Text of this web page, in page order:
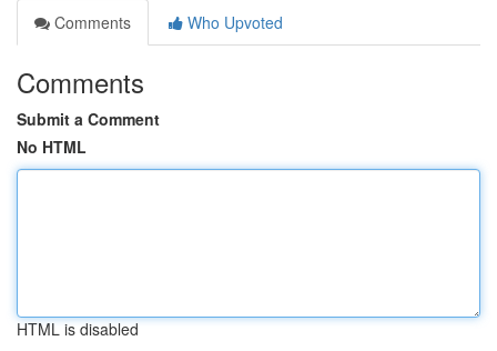
Comments
Who Upvoted
Comments
Submit a Comment
No HTML
HTML is disabled